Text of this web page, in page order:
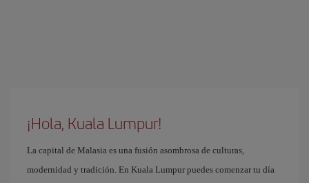
¡Hola, Kuala Lumpur!
La capital de Malasia es una fusión asombrosa de culturas,
modernidad y tradición. En Kuala Lumpur puedes comenzar tu día